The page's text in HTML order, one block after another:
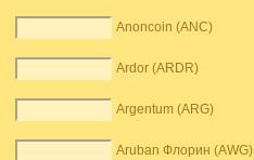
Anoncoin (ANC)
Ardor (ARDR)
Argentum (ARG)
Aruban Флорин (AWG)